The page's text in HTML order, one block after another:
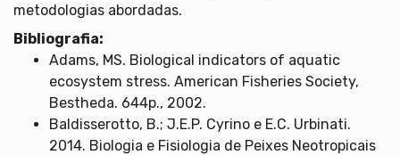
metodologias abordadas.
Bibliografia:
Adams, MS. Biological indicators of aquatic
ecosystem stress. American Fisheries Society,
Bestheda. 644p., 2002.
Baldisserotto, B.; J.E.P. Cyrino e E.C. Urbinati.
2014. Biologia e Fisiologia de Peixes Neotropicais